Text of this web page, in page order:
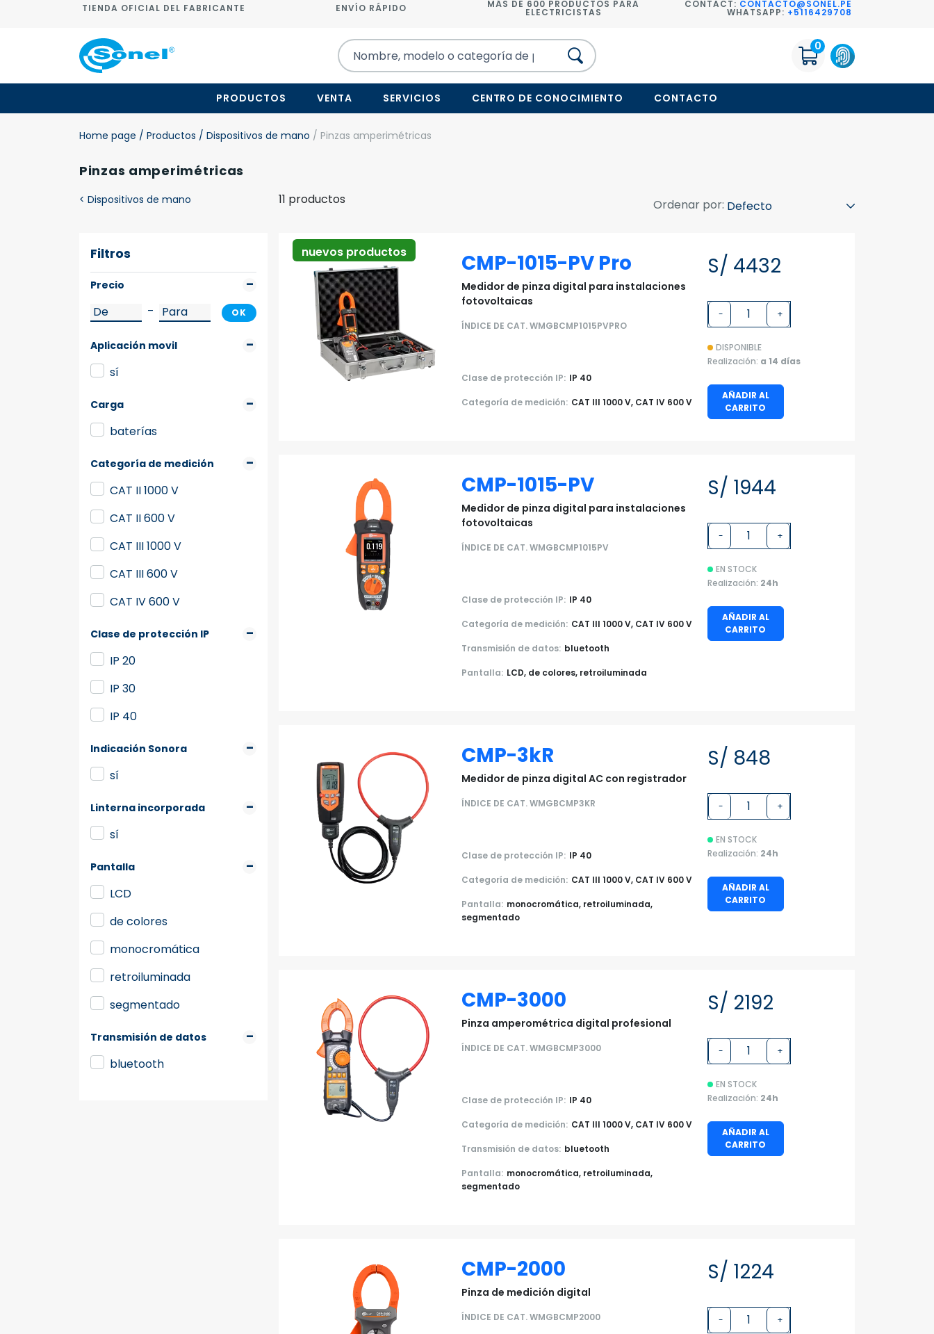
TIENDA OFICIAL DEL FABRICANTE ENVÍO RÁPIDO MÁS DE 600 PRODUCTOS PARA
ELECTRICISTAS
CONTACT: CONTACTO@SONEL.PE
WHATSAPP: +5116429708
0
PRODUCTOS VENTA SERVICIOS CENTRO DE CONOCIMIENTO CONTACTO
Home page / Productos / Dispositivos de mano / Pinzas amperimétricas
Pinzas amperimétricas
< Dispositivos de mano 11 productos Ordenar por:
Filtros
Precio
–
OK
Aplicación movil
sí
Carga
baterías
Categoría de medición
CAT II 1000 V
CAT II 600 V
CAT III 1000 V
CAT III 600 V
CAT IV 600 V
Clase de protección IP
IP 20
IP 30
IP 40
Indicación Sonora
sí
Linterna incorporada
sí
Pantalla
LCD
de colores
monocromática
retroiluminada
segmentado
Transmisión de datos
bluetooth
nuevos productos CMP-1015-PV Pro
Medidor de pinza digital para instalaciones
fotovoltaicas
ÍNDICE DE CAT. WMGBCMP1015PVPRO
Clase de protección IP: IP 40
Categoría de medición: CAT III 1000 V, CAT IV 600 V
S/ 4432
- +
DISPONIBLE
Realización: a 14 días
AÑADIR AL
CARRITO
CMP-1015-PV
Medidor de pinza digital para instalaciones
fotovoltaicas
ÍNDICE DE CAT. WMGBCMP1015PV
Clase de protección IP: IP 40
Categoría de medición: CAT III 1000 V, CAT IV 600 V
Transmisión de datos: bluetooth
Pantalla: LCD, de colores, retroiluminada
S/ 1944
- +
EN STOCK
Realización: 24h
AÑADIR AL
CARRITO
CMP-3kR
Medidor de pinza digital AC con registrador
ÍNDICE DE CAT. WMGBCMP3KR
Clase de protección IP: IP 40
Categoría de medición: CAT III 1000 V, CAT IV 600 V
Pantalla: monocromática, retroiluminada,
segmentado
S/ 848
- +
EN STOCK
Realización: 24h
AÑADIR AL
CARRITO
CMP-3000
Pinza amperométrica digital profesional
ÍNDICE DE CAT. WMGBCMP3000
Clase de protección IP: IP 40
Categoría de medición: CAT III 1000 V, CAT IV 600 V
Transmisión de datos: bluetooth
Pantalla: monocromática, retroiluminada,
segmentado
S/ 2192
- +
EN STOCK
Realización: 24h
AÑADIR AL
CARRITO
CMP-2000
Pinza de medición digital
ÍNDICE DE CAT. WMGBCMP2000
S/ 1224
- +